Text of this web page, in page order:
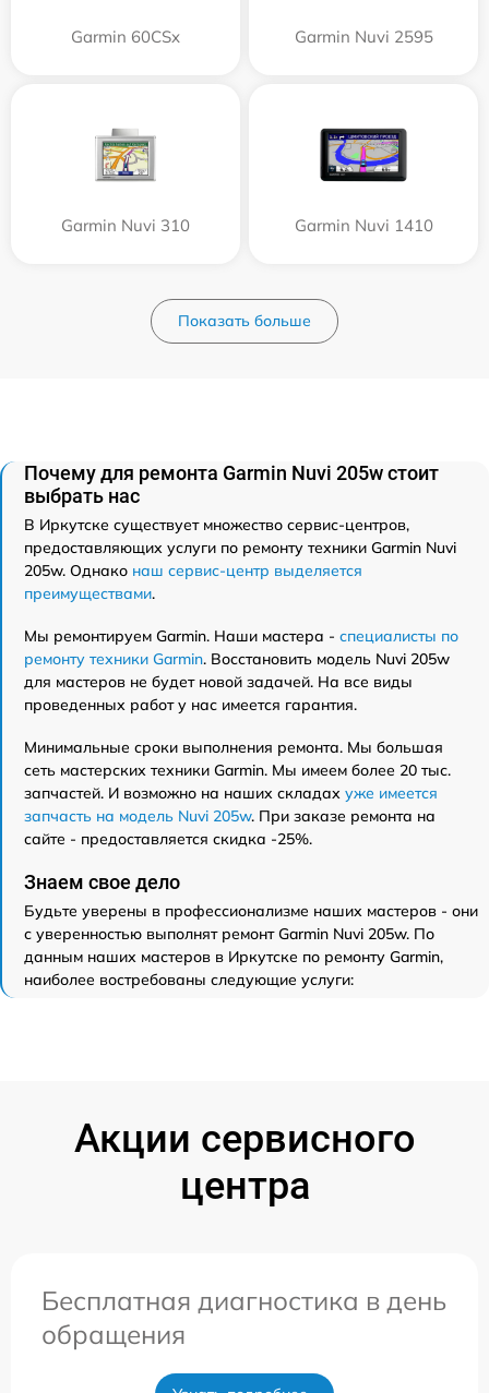
Garmin 60CSx Garmin Nuvi 2595
Garmin Nuvi 310 Garmin Nuvi 1410
Показать больше
Почему для ремонта Garmin Nuvi 205w стоит
выбрать нас
В Иркутске существует множество сервис-центров,
предоставляющих услуги по ремонту техники Garmin Nuvi
205w. Однако наш сервис-центр выделяется
преимуществами.
Мы ремонтируем Garmin. Наши мастера - специалисты по
ремонту техники Garmin. Восстановить модель Nuvi 205w
для мастеров не будет новой задачей. На все виды
проведенных работ у нас имеется гарантия.
Минимальные сроки выполнения ремонта. Мы большая
сеть мастерских техники Garmin. Мы имеем более 20 тыс.
запчастей. И возможно на наших складах уже имеется
запчасть на модель Nuvi 205w. При заказе ремонта на
сайте - предоставляется скидка -25%.
Знаем свое дело
Будьте уверены в профессионализме наших мастеров - они
с уверенностью выполнят ремонт Garmin Nuvi 205w. По
данным наших мастеров в Иркутске по ремонту Garmin,
наиболее востребованы следующие услуги:
Акции сервисного
центра
Бесплатная диагностика в день
обращения